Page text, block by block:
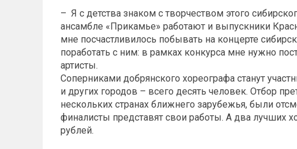
– Я с детства знаком с творчеством этого
ансамбле «Прикамье» работают и выпускники
мне посчастливилось побывать на концерте
поработать с ним: в рамках конкурса мне нужно
артисты.
Соперниками добрянского хореографа станут
и других городов – всего десять человек. Отбор
нескольких странах ближнего зарубежья, были
финалисты представят свои работы. А два лучших
рублей.